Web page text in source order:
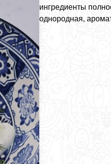
ингредиенты
однородная,